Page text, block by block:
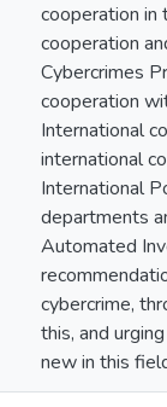
cooperation in
cooperation
Cybercrimes
cooperation
International
international
International
departments
Automated
cybercrime,
this, and
new in this